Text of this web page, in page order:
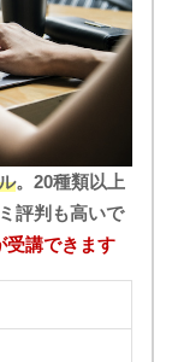
。20種類以上
評判も高いで
受講できます